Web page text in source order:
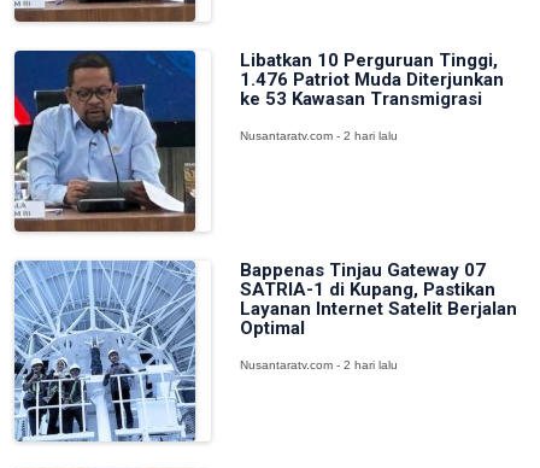
Libatkan 10 Perguruan Tinggi,
1.476 Patriot Muda Diterjunkan
ke 53 Kawasan Transmigrasi
Nusantaratv.com - 2 hari lalu
Bappenas Tinjau Gateway 07
SATRIA-1 di Kupang, Pastikan
Layanan Internet Satelit Berjalan
Optimal
Nusantaratv.com - 2 hari lalu